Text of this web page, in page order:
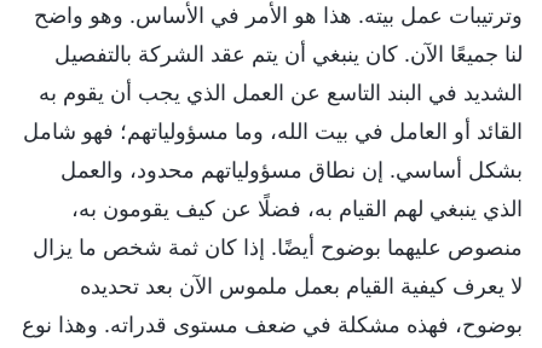
وترتيبات عمل بيته. هذا هو الأمر في الأساس. وهو واضح
لنا جميعًا الآن. كان ينبغي أن يتم عقد الشركة بالتفصيل
الشديد في البند التاسع عن العمل الذي يجب أن يقوم به
القائد أو العامل في بيت الله، وما مسؤولياتهم؛ فهو شامل
بشكل أساسي. إن نطاق مسؤولياتهم محدود، والعمل
الذي ينبغي لهم القيام به، فضلًا عن كيف يقومون به،
منصوص عليهما بوضوح أيضًا. إذا كان ثمة شخص ما يزال
لا يعرف كيفية القيام بعمل ملموس الآن بعد تحديده
بوضوح، فهذه مشكلة في ضعف مستوى قدراته. وهذا نوع